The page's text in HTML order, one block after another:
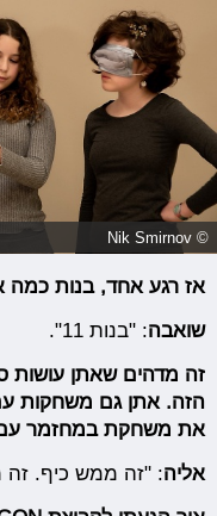
© Nik Smirnov
אז רגע אחד, בנות כמה
שואבה: "בנות 11".
זה מדהים שאתן עושות
הזה. אתן גם משחקות
את משחקת במחזמר
אליה: "זה ממש כיף. זה